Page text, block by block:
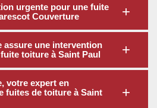
urgente pour une fuite
Couverture
assure une intervention
toiture à Saint Paul
votre expert en
fuites de toiture à Saint